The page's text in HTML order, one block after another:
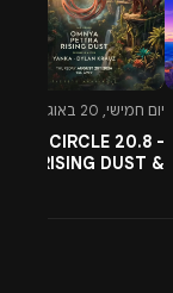
יום חמישי, 20 באוגוסט
CIRCLE 20.8 -
RISING DUST &